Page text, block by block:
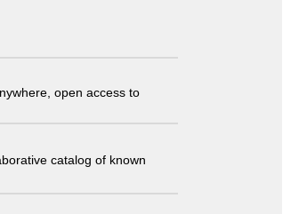
open access to
catalog of known